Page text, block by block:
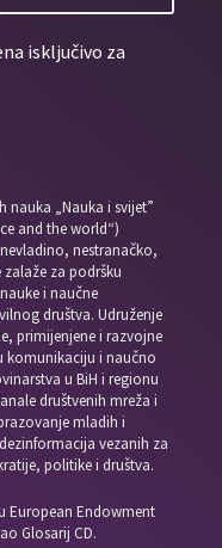
isključivo za
nauka „Nauka i svijet”
and the world“)
nestranačko,
za podršku
i naučne
društva. Udruženje
primijenjene i razvojne
komunikaciju i naučno
u BiH i regionu
društvenih mreža i
mladih i
vezanih za
politike i društva.
European Endowment
Glosarij CD.